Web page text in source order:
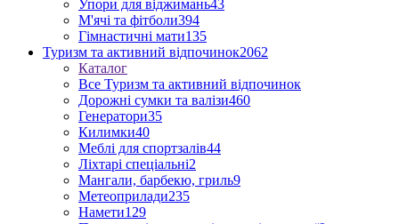
Упори для віджимань43
М'ячі та фітболи394
Гімнастичні мати135
Туризм та активний відпочинок2062
Каталог
Все Туризм та активний відпочинок
Дорожні сумки та валізи460
Генератори35
Килимки40
Меблі для спортзалів44
Ліхтарі спеціальні2
Мангали, барбекю, гриль9
Метеоприлади235
Намети129